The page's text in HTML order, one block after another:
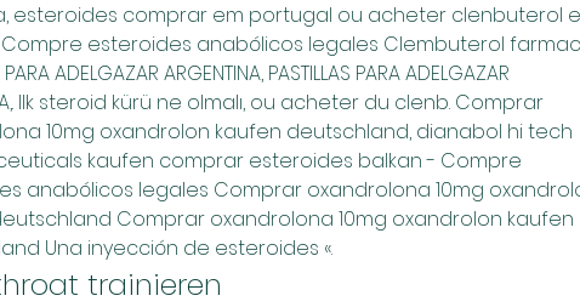
esteroides comprar em portugal ou acheter clenbuterol
esteroides anabólicos legales Clembuterol
PARA ADELGAZAR ARGENTINA, PASTILLAS PARA ADELGAZAR
Ilk steroid kürü ne olmalı, ou acheter du clenb. Comprar
10mg oxandrolon kaufen deutschland, dianabol hi tech
kaufen comprar esteroides balkan - Compre
anabólicos legales Comprar oxandrolona 10mg
Comprar oxandrolona 10mg oxandrolon kaufen
Una inyección de esteroides «.
trainieren